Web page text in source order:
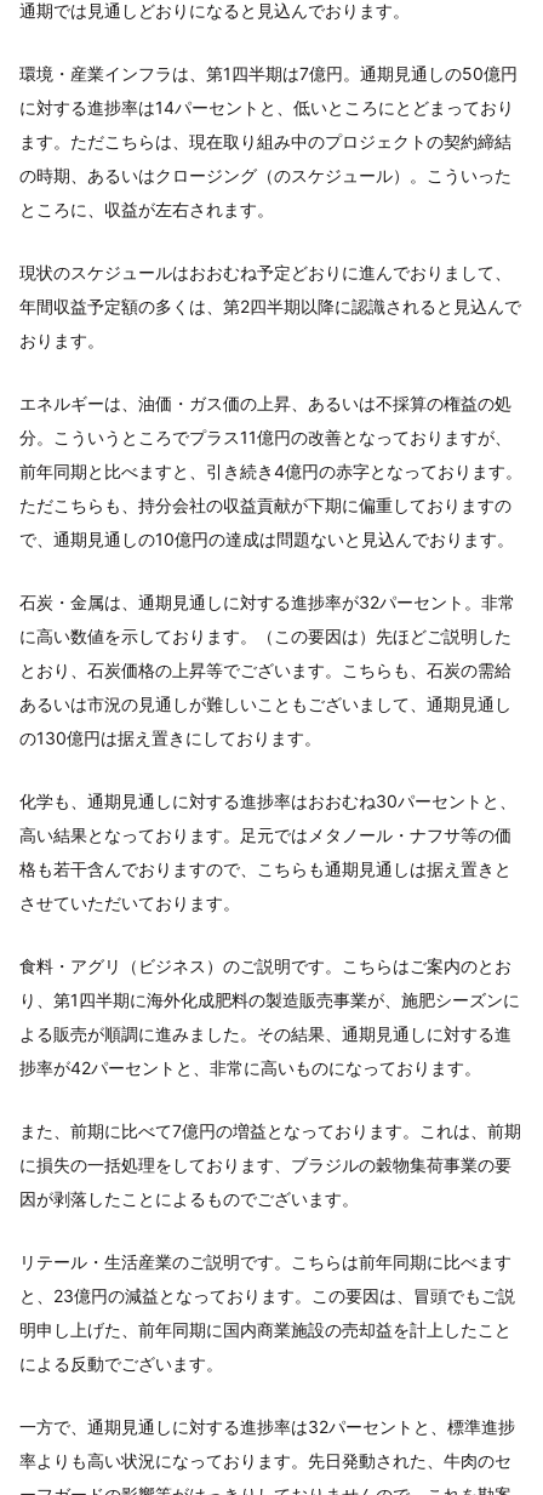
通期では見通しどおりになると見込んでおります。
環境・産業インフラは、第1四半期は7億円。通期見通しの50億円
に対する進捗率は14パーセントと、低いところにとどまっており
ます。ただこちらは、現在取り組み中のプロジェクトの契約締結
の時期、あるいはクロージング（のスケジュール）。こういった
ところに、収益が左右されます。
現状のスケジュールはおおむね予定どおりに進んでおりまして、
年間収益予定額の多くは、第2四半期以降に認識されると見込んで
おります。
エネルギーは、油価・ガス価の上昇、あるいは不採算の権益の処
分。こういうところでプラス11億円の改善となっておりますが、
前年同期と比べますと、引き続き4億円の赤字となっております。
ただこちらも、持分会社の収益貢献が下期に偏重しておりますの
で、通期見通しの10億円の達成は問題ないと見込んでおります。
石炭・金属は、通期見通しに対する進捗率が32パーセント。非常
に高い数値を示しております。（この要因は）先ほどご説明した
とおり、石炭価格の上昇等でございます。こちらも、石炭の需給
あるいは市況の見通しが難しいこともございまして、通期見通し
の130億円は据え置きにしております。
化学も、通期見通しに対する進捗率はおおむね30パーセントと、
高い結果となっております。足元ではメタノール・ナフサ等の価
格も若干含んでおりますので、こちらも通期見通しは据え置きと
させていただいております。
食料・アグリ（ビジネス）のご説明です。こちらはご案内のとお
り、第1四半期に海外化成肥料の製造販売事業が、施肥シーズンに
よる販売が順調に進みました。その結果、通期見通しに対する進
捗率が42パーセントと、非常に高いものになっております。
また、前期に比べて7億円の増益となっております。これは、前期
に損失の一括処理をしております、ブラジルの穀物集荷事業の要
因が剥落したことによるものでございます。
リテール・生活産業のご説明です。こちらは前年同期に比べます
と、23億円の減益となっております。この要因は、冒頭でもご説
明申し上げた、前年同期に国内商業施設の売却益を計上したこと
による反動でございます。
一方で、通期見通しに対する進捗率は32パーセントと、標準進捗
率よりも高い状況になっております。先日発動された、牛肉のセ